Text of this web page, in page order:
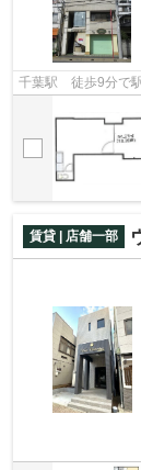
千葉駅 徒歩9分で駅
賃貸 | 店舗一部